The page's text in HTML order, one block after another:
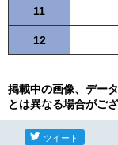
11
12
掲載中の画像、デー
とは異なる場合がござ
ツイート